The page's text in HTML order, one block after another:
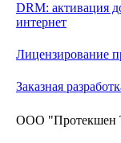
DRM: активация
интернет
Лицензирование
Заказная
ООО "Протекшен